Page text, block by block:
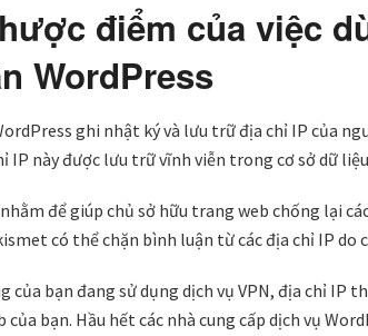
điểm của việc
WordPress
ghi nhật ký và lưu trữ địa chỉ IP của
IP này được lưu trữ vĩnh viễn trong cơ sở dữ
để giúp chủ sở hữu trang web chống lại
có thể chặn bình luận từ các địa chỉ IP do
của bạn đang sử dụng dịch vụ VPN, địa chỉ IP
bạn. Hầu hết các nhà cung cấp dịch vụ